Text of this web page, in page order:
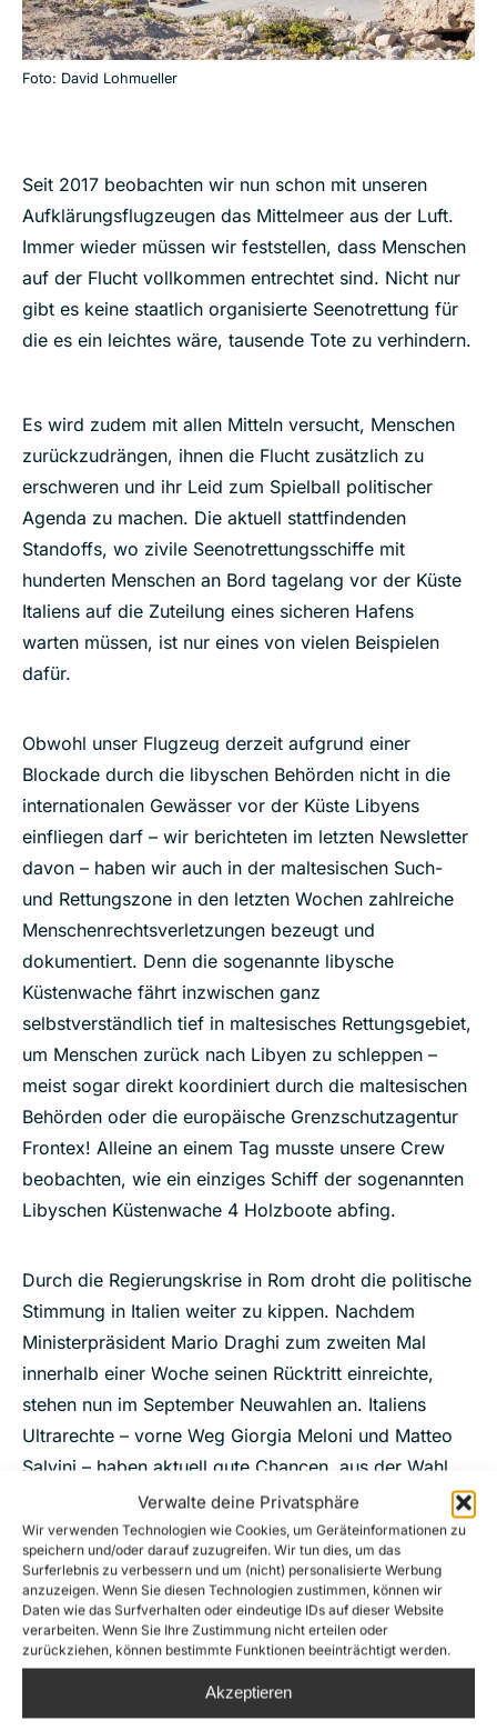
Verwalte deine Privatsphäre
Wir verwenden Technologien wie Cookies, um Geräteinformationen zu
speichern und/oder darauf zuzugreifen. Wir tun dies, um das
Surferlebnis zu verbessern und um (nicht) personalisierte Werbung
anzuzeigen. Wenn Sie diesen Technologien zustimmen, können wir
Daten wie das Surfverhalten oder eindeutige IDs auf dieser Website
verarbeiten. Wenn Sie Ihre Zustimmung nicht erteilen oder
zurückziehen, können bestimmte Funktionen beeinträchtigt werden.
Akzeptieren
Foto: David Lohmueller
Seit 2017 beobachten wir nun schon mit unseren
Aufklärungsflugzeugen das Mittelmeer aus der Luft.
Immer wieder müssen wir feststellen, dass Menschen
auf der Flucht vollkommen entrechtet sind. Nicht nur
gibt es keine staatlich organisierte Seenotrettung für
die es ein leichtes wäre, tausende Tote zu verhindern.
Es wird zudem mit allen Mitteln versucht, Menschen
zurückzudrängen, ihnen die Flucht zusätzlich zu
erschweren und ihr Leid zum Spielball politischer
Agenda zu machen. Die aktuell stattfindenden
Standoffs, wo zivile Seenotrettungsschiffe mit
hunderten Menschen an Bord tagelang vor der Küste
Italiens auf die Zuteilung eines sicheren Hafens
warten müssen, ist nur eines von vielen Beispielen
dafür.
Obwohl unser Flugzeug derzeit aufgrund einer
Blockade durch die libyschen Behörden nicht in die
internationalen Gewässer vor der Küste Libyens
einfliegen darf – wir berichteten im letzten Newsletter
davon – haben wir auch in der maltesischen Such-
und Rettungszone in den letzten Wochen zahlreiche
Menschenrechtsverletzungen bezeugt und
dokumentiert. Denn die sogenannte libysche
Küstenwache fährt inzwischen ganz
selbstverständlich tief in maltesisches Rettungsgebiet,
um Menschen zurück nach Libyen zu schleppen –
meist sogar direkt koordiniert durch die maltesischen
Behörden oder die europäische Grenzschutzagentur
Frontex! Alleine an einem Tag musste unsere Crew
beobachten, wie ein einziges Schiff der sogenannten
Libyschen Küstenwache 4 Holzboote abfing.
Durch die Regierungskrise in Rom droht die politische
Stimmung in Italien weiter zu kippen. Nachdem
Ministerpräsident Mario Draghi zum zweiten Mal
innerhalb einer Woche seinen Rücktritt einreichte,
stehen nun im September Neuwahlen an. Italiens
Ultrarechte – vorne Weg Giorgia Meloni und Matteo
Salvini – haben aktuell gute Chancen, aus der Wahl
als Sieger:innen hervorzugehen. Und der Wahlkampf
ist bereits in vollem Gange: Das Thema Migration
wird erneut missbraucht, um Stimmung gegen
Flüchtende und deren Unterstützer:innen zu machen.
Dies weckt bei uns Erinnerungen an 2019, an das
Salvini-Dekret und den 17-tägigen Standoff der Sea-
Watch 3 unter Kapitänin Carola Rackete. Pausenlose
Attacken gegen Menschen auf der Flucht und NGOs,